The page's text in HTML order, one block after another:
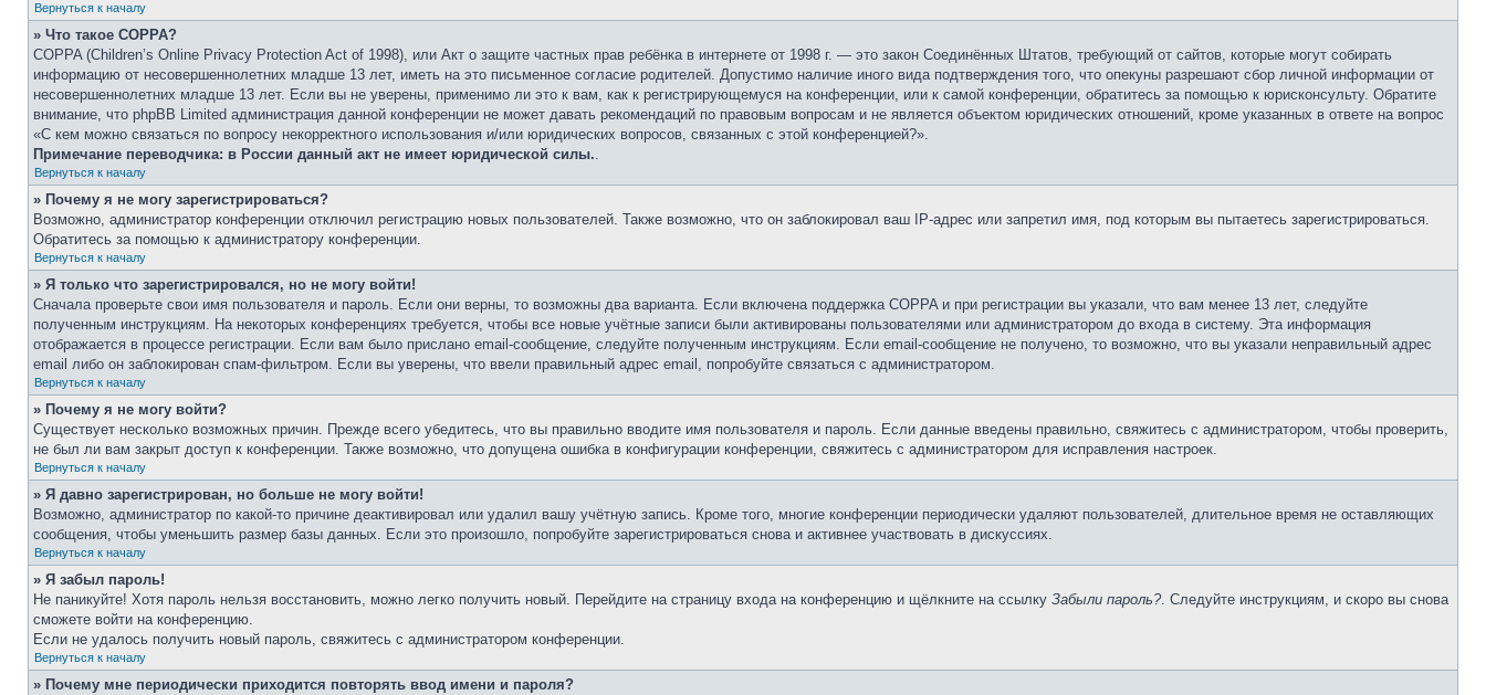
Вернуться к началу
» Что такое COPPA?
COPPA (Children’s Online Privacy Protection Act of 1998), или Акт о защите частных прав ребёнка в интернете от 1998 г. — это закон Соединённых Штатов, требующий от сайтов, которые могут собирать
информацию от несовершеннолетних младше 13 лет, иметь на это письменное согласие родителей. Допустимо наличие иного вида подтверждения того, что опекуны разрешают сбор личной информации от
несовершеннолетних младше 13 лет. Если вы не уверены, применимо ли это к вам, как к регистрирующемуся на конференции, или к самой конференции, обратитесь за помощью к юрисконсульту. Обратите
внимание, что phpBB Limited администрация данной конференции не может давать рекомендаций по правовым вопросам и не является объектом юридических отношений, кроме указанных в ответе на вопрос
«С кем можно связаться по вопросу некорректного использования и/или юридических вопросов, связанных с этой конференцией?».
Примечание переводчика: в России данный акт не имеет юридической силы..
Вернуться к началу
» Почему я не могу зарегистрироваться?
Возможно, администратор конференции отключил регистрацию новых пользователей. Также возможно, что он заблокировал ваш IP-адрес или запретил имя, под которым вы пытаетесь зарегистрироваться.
Обратитесь за помощью к администратору конференции.
Вернуться к началу
» Я только что зарегистрировался, но не могу войти!
Сначала проверьте свои имя пользователя и пароль. Если они верны, то возможны два варианта. Если включена поддержка COPPA и при регистрации вы указали, что вам менее 13 лет, следуйте
полученным инструкциям. На некоторых конференциях требуется, чтобы все новые учётные записи были активированы пользователями или администратором до входа в систему. Эта информация
отображается в процессе регистрации. Если вам было прислано email-сообщение, следуйте полученным инструкциям. Если email-сообщение не получено, то возможно, что вы указали неправильный адрес
email либо он заблокирован спам-фильтром. Если вы уверены, что ввели правильный адрес email, попробуйте связаться с администратором.
Вернуться к началу
» Почему я не могу войти?
Существует несколько возможных причин. Прежде всего убедитесь, что вы правильно вводите имя пользователя и пароль. Если данные введены правильно, свяжитесь с администратором, чтобы проверить,
не был ли вам закрыт доступ к конференции. Также возможно, что допущена ошибка в конфигурации конференции, свяжитесь с администратором для исправления настроек.
Вернуться к началу
» Я давно зарегистрирован, но больше не могу войти!
Возможно, администратор по какой-то причине деактивировал или удалил вашу учётную запись. Кроме того, многие конференции периодически удаляют пользователей, длительное время не оставляющих
сообщения, чтобы уменьшить размер базы данных. Если это произошло, попробуйте зарегистрироваться снова и активнее участвовать в дискуссиях.
Вернуться к началу
» Я забыл пароль!
Не паникуйте! Хотя пароль нельзя восстановить, можно легко получить новый. Перейдите на страницу входа на конференцию и щёлкните на ссылку Забыли пароль?. Следуйте инструкциям, и скоро вы снова
сможете войти на конференцию.
Если не удалось получить новый пароль, свяжитесь с администратором конференции.
Вернуться к началу
» Почему мне периодически приходится повторять ввод имени и пароля?